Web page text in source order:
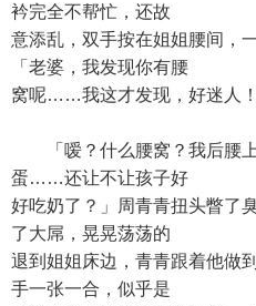
衿完全不帮忙，还故
意添乱，双手按在姐姐腰间，
「老婆，我发现你有腰
窝呢……我这才发现，好迷人！
「嗳？什么腰窝？我后腰
蛋……还让不让孩子好
好吃奶了？」周青青扭头瞥了
了大屌，晃晃荡荡的
退到姐姐床边，青青跟着他做
手一张一合，似乎是